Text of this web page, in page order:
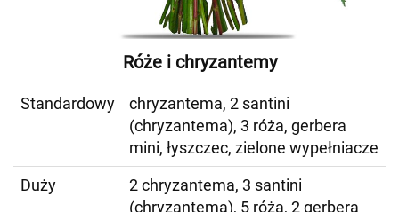
Róże i chryzantemy
Standardowy
chryzantema, 2 santini
(chryzantema), 3 róża, gerbera
mini, łyszczec, zielone wypełniacze
Duży
2 chryzantema, 3 santini
(chryzantema), 5 róża, 2 gerbera